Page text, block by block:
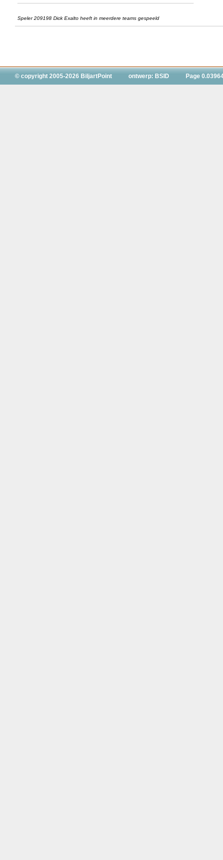
Speler 209198 Dick Exalto heeft in meerdere teams gespeeld
© copyright 2005-2026 BiljartPoint ontwerp: BSID Page